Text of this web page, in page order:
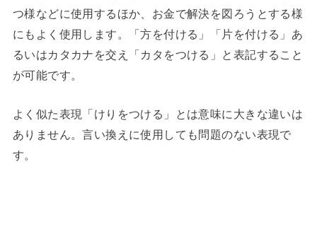
つ様などに使用するほか、お金で解決を図ろうとする様
にもよく使用します。「方を付ける」「片を付ける」あ
るいはカタカナを交え「カタをつける」と表記すること
が可能です。
よく似た表現「けりをつける」とは意味に大きな違いは
ありません。言い換えに使用しても問題のない表現で
す。